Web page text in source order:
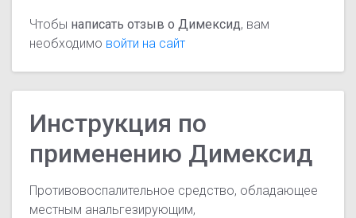
Чтобы написать отзыв о Димексид, вам
необходимо войти на сайт
Инструкция по
применению Димексид
Противовоспалительное средство, обладающее
местным анальгезирующим,